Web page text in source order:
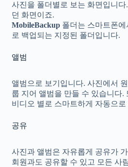
사진을 폴더별로 보는 화면입니다.
던 화면이죠.
MobileBackup 폴더는 스마트폰
로 백업되는 지정된 폴더입니다.
앨범
앨범으로 보기입니다. 사진에서
룹 지어 앨범을 만들 수 있습니다.
비디오 별로 스마트하게 자동으
공유
사진과 앨범은 자유롭게 공유가
회원과도 공유할 수 있고 모든 사